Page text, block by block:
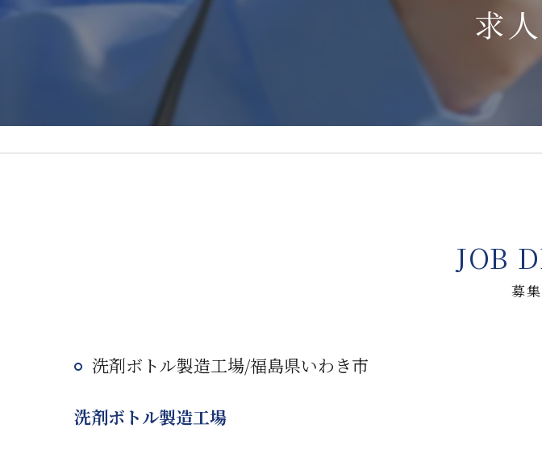
求
募
JOB
洗剤ボトル製造工場/福島県いわき市
洗剤ボトル製造工場